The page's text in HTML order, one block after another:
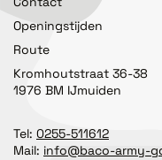
Openingstijden
Route
Kromhoutstraat 36-38
1976 BM IJmuiden
Tel: 0255-511612
Mail: info@baco-army-